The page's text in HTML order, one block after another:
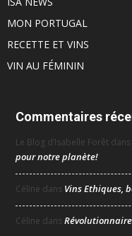
MON PORTUGAL
RECETTE ET VINS
VIN AU FÉMININ
Commentaires
Le Blog d’Isabelle Forêt dans
pour notre planète!
Céline dans Vins Ethiques,
Céline dans